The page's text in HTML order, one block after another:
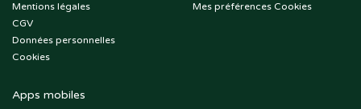
Mentions légales
CGV
Données personnelles
Cookies
Mes préférences Cookies
Apps mobiles